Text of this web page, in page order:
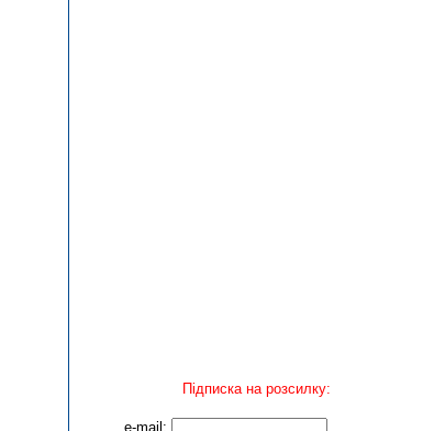
Підписка на розсилку:
e-mail: